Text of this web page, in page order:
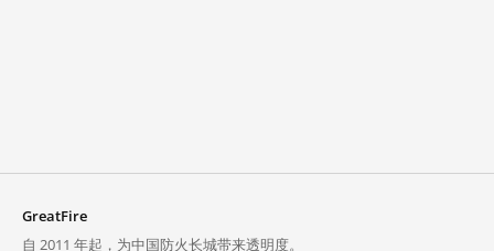
GreatFire
自 2011 年起，为中国防火长城带来透明度。